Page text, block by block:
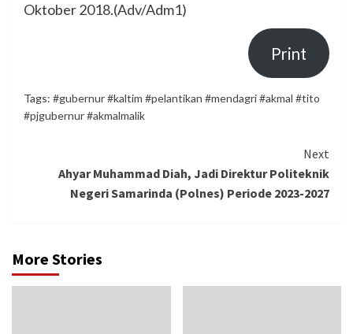
Oktober 2018.(Adv/Adm1)
Print
Tags: #gubernur #kaltim #pelantikan #mendagri #akmal #tito
#pjgubernur #akmalmalik
Reading
Next
Ahyar Muhammad Diah, Jadi Direktur Politeknik
Negeri Samarinda (Polnes) Periode 2023-2027
More Stories